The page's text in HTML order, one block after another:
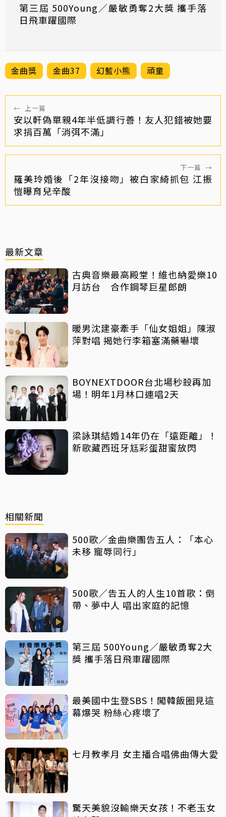
第三屆 500Young／嚴敏勇奪2大獎 攜手落
日飛車躍國際
金曲獎 金曲37 幻藍小熊 頑童
← 上一篇
安以軒偽單親4年半低調行善！友人犯錯被她要
求捐百萬「消弭不滿」
下一篇 →
羅美玲婚後「2年沒接吻」被白家綺抓包 江振
愷曝育兒辛酸
最新文章
古典音樂最高殿堂！維也納愛樂10
月訪台 合作鋼琴巨星郎朗
暖男沈建豪牽手「仙女姐姐」陳淑
萍對唱 揭她行李箱塞滿藥嚇壞
BOYNEXTDOOR台北場秒殺再加
場！明年1月林口連唱2天
梁詠琪結婚14年仍在「遠距離」！
新歌藏西班牙尪彩蛋甜蜜放閃
相關新聞
500歌／金曲樂團告五人：「本心
未移 寵辱同行」
500歌／告五人的人生10首歌：倒
帶、夢中人 唱出家庭的記憶
第三屆 500Young／嚴敏勇奪2大
獎 攜手落日飛車躍國際
最美國中生登SBS！闖韓飯圈見這
幕爆哭 粉絲心疼壞了
七月教孝月 女主播合唱佛曲傳大愛
驚天美貌沒輸樂天女孩！不老玉女